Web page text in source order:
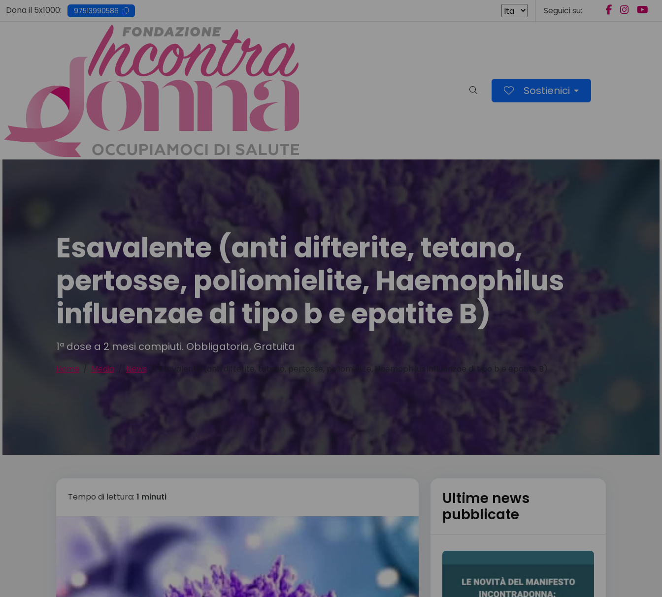
Skip
Dona il 5x1000: 97513990586 Seguici su:
Cerca nel sito
Sostienici
Esavalente (anti difterite, tetano,
pertosse, poliomielite, Haemophilus
influenzae di tipo b e epatite B)
1ª dose a 2 mesi compiuti. Obbligatoria, Gratuita
Home Media News Esavalente (anti difterite, tetano, pertosse, poliomielite, Haemophilus influenzae di tipo b e epatite B)
Tempo di lettura: 1 minuti
Ultime news
pubblicate